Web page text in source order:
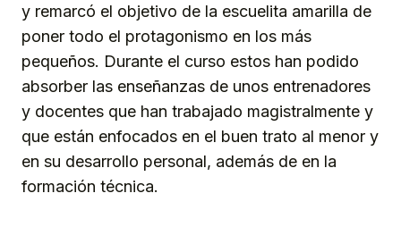
y remarcó el objetivo de la escuelita amarilla de
poner todo el protagonismo en los más
pequeños. Durante el curso estos han podido
absorber las enseñanzas de unos entrenadores
y docentes que han trabajado magistralmente y
que están enfocados en el buen trato al menor y
en su desarrollo personal, además de en la
formación técnica.